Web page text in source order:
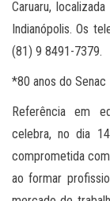
Caruaru,
Indianópolis. Os
(81) 9 8491-7379.
*80 anos do Senac
Referência em
celebra, no dia
comprometida
ao formar